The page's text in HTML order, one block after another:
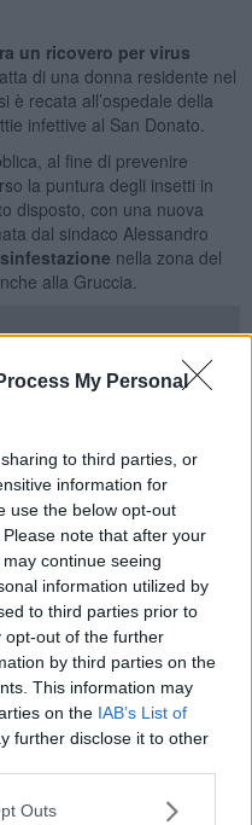
My Personal
to third parties, or
information for
use the below opt-out
note that after your
continue seeing
information utilized by
to third parties prior to
opt-out of the further
by third parties on the
This information may
on the IAB’s List of
further disclose it to other
Outs
un ricovero per virus
di una donna residente nel
è recata all’ospedale della
infettive al San Donato.
al fine di prevenire
la puntura degli insetti in
disposto, con una nuova
dal sindaco Alessandro
nella zona del
alla Gruccia.
che nelle aree pubbliche,
aree verdi di pertinenza
con insetticidi, tramite
ricerca ed eliminazione
“porta a porta” delle
segnalata.Viene richiesto
operatori
e in generale a tutti
di aree aperte o abitazioni
degli addetti alla
trattamenti e di attenersi a
durante il trattamento
ben chiuse e sospendere il
deriva i prodotti insetticidi